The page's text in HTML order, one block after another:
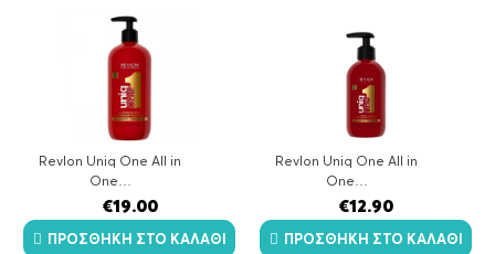
Revlon Uniq One All in
One…
€19.00
ΠΡΟΣΘΉΚΗ ΣΤΟ ΚΑΛΆΘΙ
Revlon Uniq One All in
One…
€12.90
ΠΡΟΣΘΉΚΗ ΣΤΟ ΚΑΛΆΘΙ